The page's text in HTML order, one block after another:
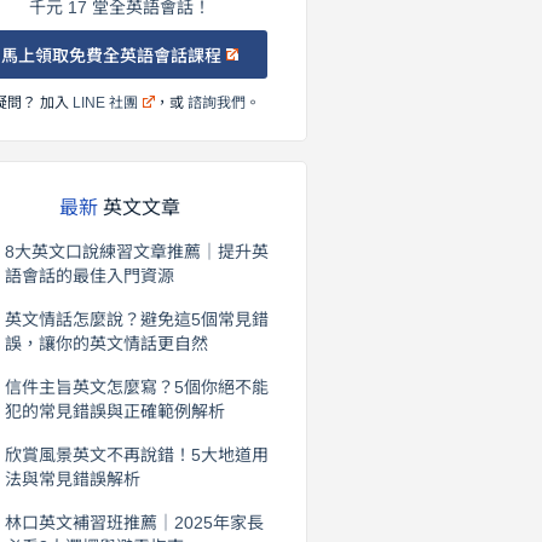
千元 17 堂全英語會話！
馬上領取免費全英語會話課程
問？ 加入 LINE 社團 ，或諮詢我們 。
最新英文文章
8大英文口說練習文章推薦｜提升英
語會話的最佳入門資源
英文情話怎麼說？避免這5個常見錯
誤，讓你的英文情話更自然
信件主旨英文怎麼寫？5個你絕不能
犯的常見錯誤與正確範例解析
欣賞風景英文不再說錯！5大地道用
法與常見錯誤解析
林口英文補習班推薦｜2025年家長